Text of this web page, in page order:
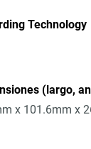
Technology
(largo,
x 101.6mm x